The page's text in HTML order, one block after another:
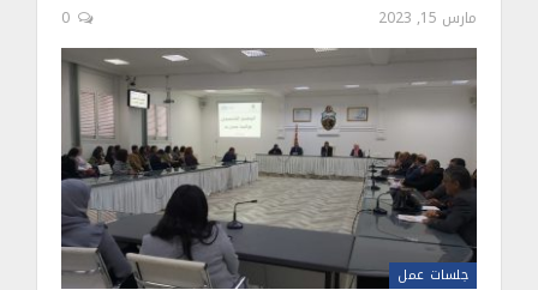
مارس 15, 2023
جلسات عمل